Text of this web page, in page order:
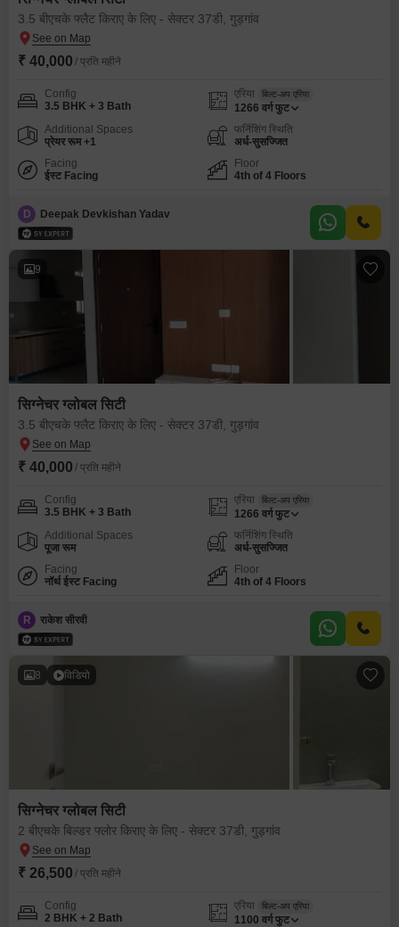
3.5 बीएचके फ्लैट किराए के लिए - सेक्टर 37डी, गुड़गांव
₹ 40,000 / प्रति महीने
Config
3.5 BHK + 3 Bath
एरिया बिल्ट-अप एरिया
1266 वर्ग फुट
Additional Spaces
प्रेयर रूम +1
फर्निशिंग स्थिति
अर्ध-सुसज्जित
Facing
ईस्ट Facing
Floor
4th of 4 Floors
D Deepak Devkishan Yadav
9
सिग्नेचर ग्लोबल सिटी
3.5 बीएचके फ्लैट किराए के लिए - सेक्टर 37डी, गुड़गांव
₹ 40,000 / प्रति महीने
Config
3.5 BHK + 3 Bath
एरिया बिल्ट-अप एरिया
1266 वर्ग फुट
Additional Spaces
पूजा रूम
फर्निशिंग स्थिति
अर्ध-सुसज्जित
Facing
नॉर्थ ईस्ट Facing
Floor
4th of 4 Floors
R राकेश सीरवी
8 विडियो
सिग्नेचर ग्लोबल सिटी
2 बीएचके बिल्डर फ्लोर किराए के लिए - सेक्टर 37डी, गुड़गांव
₹ 26,500 / प्रति महीने
Config
2 BHK + 2 Bath
एरिया बिल्ट-अप एरिया
1100 वर्ग फुट